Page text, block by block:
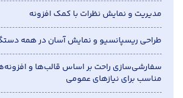
مدیریت و نمایش نظرات با کمک افزونه
طراحی ریسپانسیو و نمایش آسان در همه
سفارشی‌سازی راحت بر اساس قالب‌ها و
مناسب برای نیازهای عمومی